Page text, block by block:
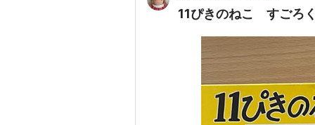
11ぴきのねこ すごろ